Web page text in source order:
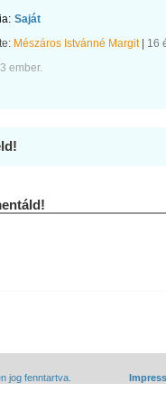
Saját
Mészáros Istvánné Margit| 16
ember.
jog fenntartva.